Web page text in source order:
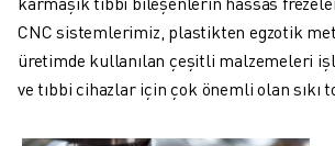
YEDEK PARÇALAR
YENILEME
DIJITAL SERVIS ARAÇLARI
İNDIRME MERKEZI » MYFANUC
CNC sistemlerimiz, plastikten egzotik
üretimde kullanılan çeşitli malzemeleri
ve tıbbi cihazlar için çok önemli olan sıkı